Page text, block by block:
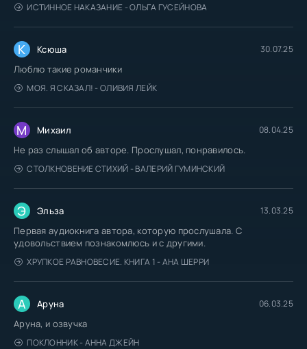
ИСТИННОЕ НАКАЗАНИЕ - ОЛЬГА ГУСЕЙНОВА
К Ксюша 30.07.25
Люблю такие романчики
МОЯ. Я СКАЗАЛ! - ОЛИВИЯ ЛЕЙК
М Михаил 08.04.25
Не раз слышал об авторе. Прослушал, понравилось.
СТОЛКНОВЕНИЕ СТИХИЙ - ВАЛЕРИЙ ГУМИНСКИЙ
Э Эльза 13.03.25
Первая аудиокнига автора, которую прослушала. С
удовольствием познакомлюсь и с другими.
ХРУПКОЕ РАВНОВЕСИЕ. КНИГА 1 - АНА ШЕРРИ
А Аруна 06.03.25
Аруна, и озвучка
ПОКЛОННИК - АННА ДЖЕЙН